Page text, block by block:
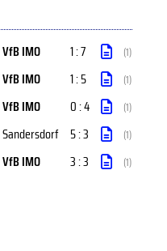
VfB IMO 1 : 7 (1)
VfB IMO 1 : 5 (1)
VfB IMO 0 : 4 (1)
Sandersdorf 5 : 3 (1)
VfB IMO 3 : 3 (1)